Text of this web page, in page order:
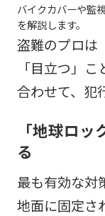
バイクカバーや監
を解説します。
盗難のプロは
「目立つ」
合わせて、犯
「地球ロ
る
最も有効な対
地面に固定さ